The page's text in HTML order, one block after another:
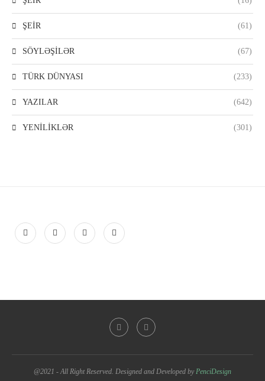
ŞEİR (61)
SÖYLƏŞİLƏR (67)
TÜRK DÜNYASI (233)
YAZILAR (642)
YENİLİKLƏR (301)
@2021 - All Right Reserved. Designed and Developed byPenciDesign